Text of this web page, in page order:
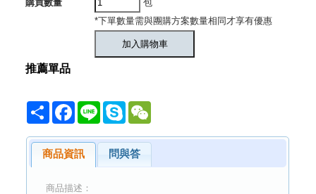
購買數量
包
*下單數量需與團購方案數量相同才享有優惠
推薦單品
Share Facebook
Line Skype
商品資訊 問與答
商品描述：